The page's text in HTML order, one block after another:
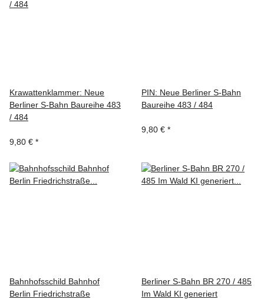
Krawattenklammer: Neue
Berliner S-Bahn Baureihe 483
/ 484
9,80 € *
PIN: Neue Berliner S-Bahn
Baureihe 483 / 484
9,80 € *
Bahnhofsschild Bahnhof
Berlin Friedrichstraße
Berliner S-Bahn BR 270 / 485
Im Wald KI generiert